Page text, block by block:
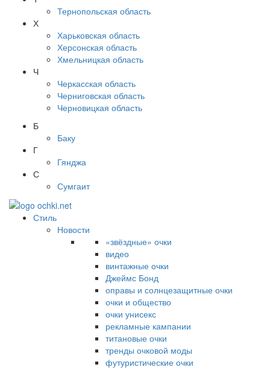
Тернопольская область
Х
Харьковская область
Херсонская область
Хмельницкая область
Ч
Черкасская область
Черниговская область
Черновицкая область
Б
Баку
Г
Гянджа
С
Сумгаит
Стиль
Новости
«звёздные» очки
видео
винтажные очки
Джеймс Бонд
оправы и солнцезащитные очки
очки и общество
очки унисекс
рекламные кампании
титановые очки
тренды очковой моды
футуристические очки